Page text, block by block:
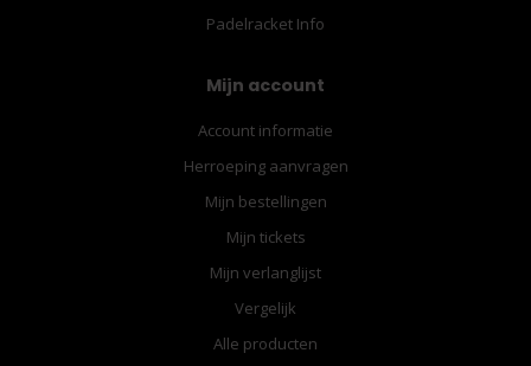
Padelracket Info
Mijn account
Account informatie
Herroeping aanvragen
Mijn bestellingen
Mijn tickets
Mijn verlanglijst
Vergelijk
Alle producten